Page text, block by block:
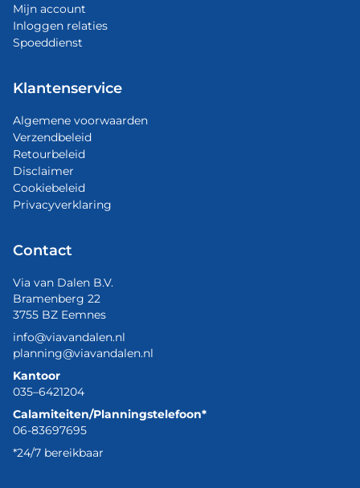
Mijn account
Inloggen relaties
Spoeddienst
Klantenservice
Algemene voorwaarden
Verzendbeleid
Retourbeleid
Disclaimer
Cookiebeleid
Privacyverklaring
Contact
Via van Dalen B.V.
Bramenberg 22
3755 BZ Eemnes
info@viavandalen.nl
planning@viavandalen.nl
Kantoor
035–6421204
Calamiteiten/Planningstelefoon*
06-83697695
*24/7 bereikbaar